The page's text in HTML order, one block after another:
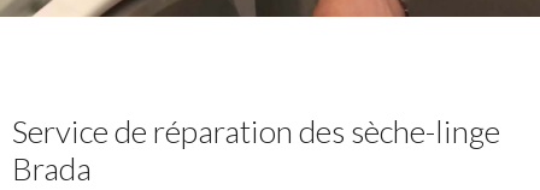
Service de réparation des sèche-linge
Brada